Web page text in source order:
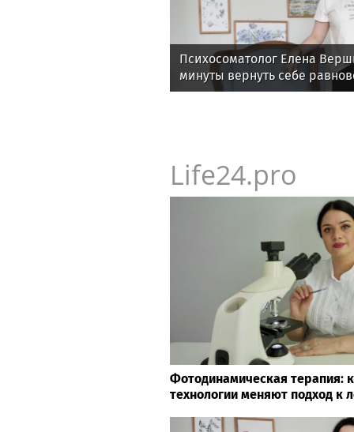
Психосоматолог Елена
минуты вернуть себе
Life24.pro
Фотодинамическая терапия:
технологии меняют подход к